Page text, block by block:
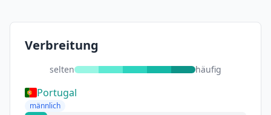
Verbreitung
selten häufig
Portugal
männlich